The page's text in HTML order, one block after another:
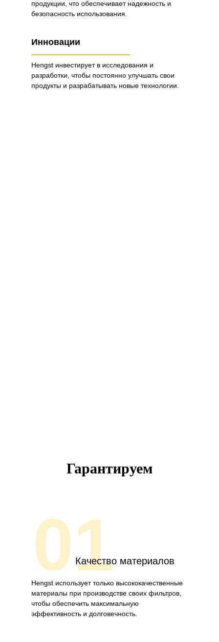
Инновации
продукции, что обеспечивает надежность и
безопасность использования.
Hengst инвестирует в исследования и
разработки, чтобы постоянно улучшать свои
продукты и разрабатывать новые технологии.
Гарантируем
01Качество материалов
Hengst использует только высококачественные
материалы при производстве своих фильтров,
чтобы обеспечить максимальную
эффективность и долговечность.